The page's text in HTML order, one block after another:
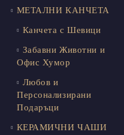
МЕТАЛНИ КАНЧЕТА
Канчета с Шевици
Забавни Животни и
Офис Хумор
Любов и
Персонализирани
Подаръци
КЕРАМИЧНИ ЧАШИ